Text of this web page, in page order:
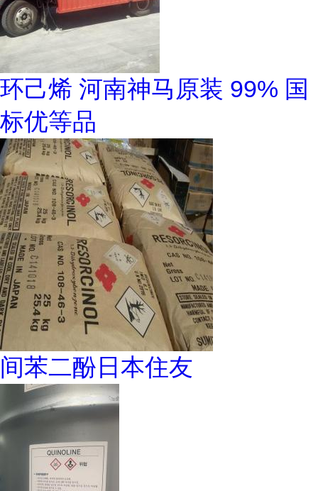
环己烯 河南神马原装 99% 国
标优等品
间苯二酚日本住友